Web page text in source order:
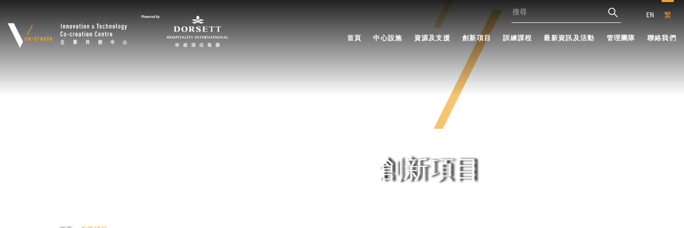
EN 繁
首頁 中心設施 資源及支援 創新項目 訓練課程 最新資訊及活動 管理團隊 聯絡我們
創新項目